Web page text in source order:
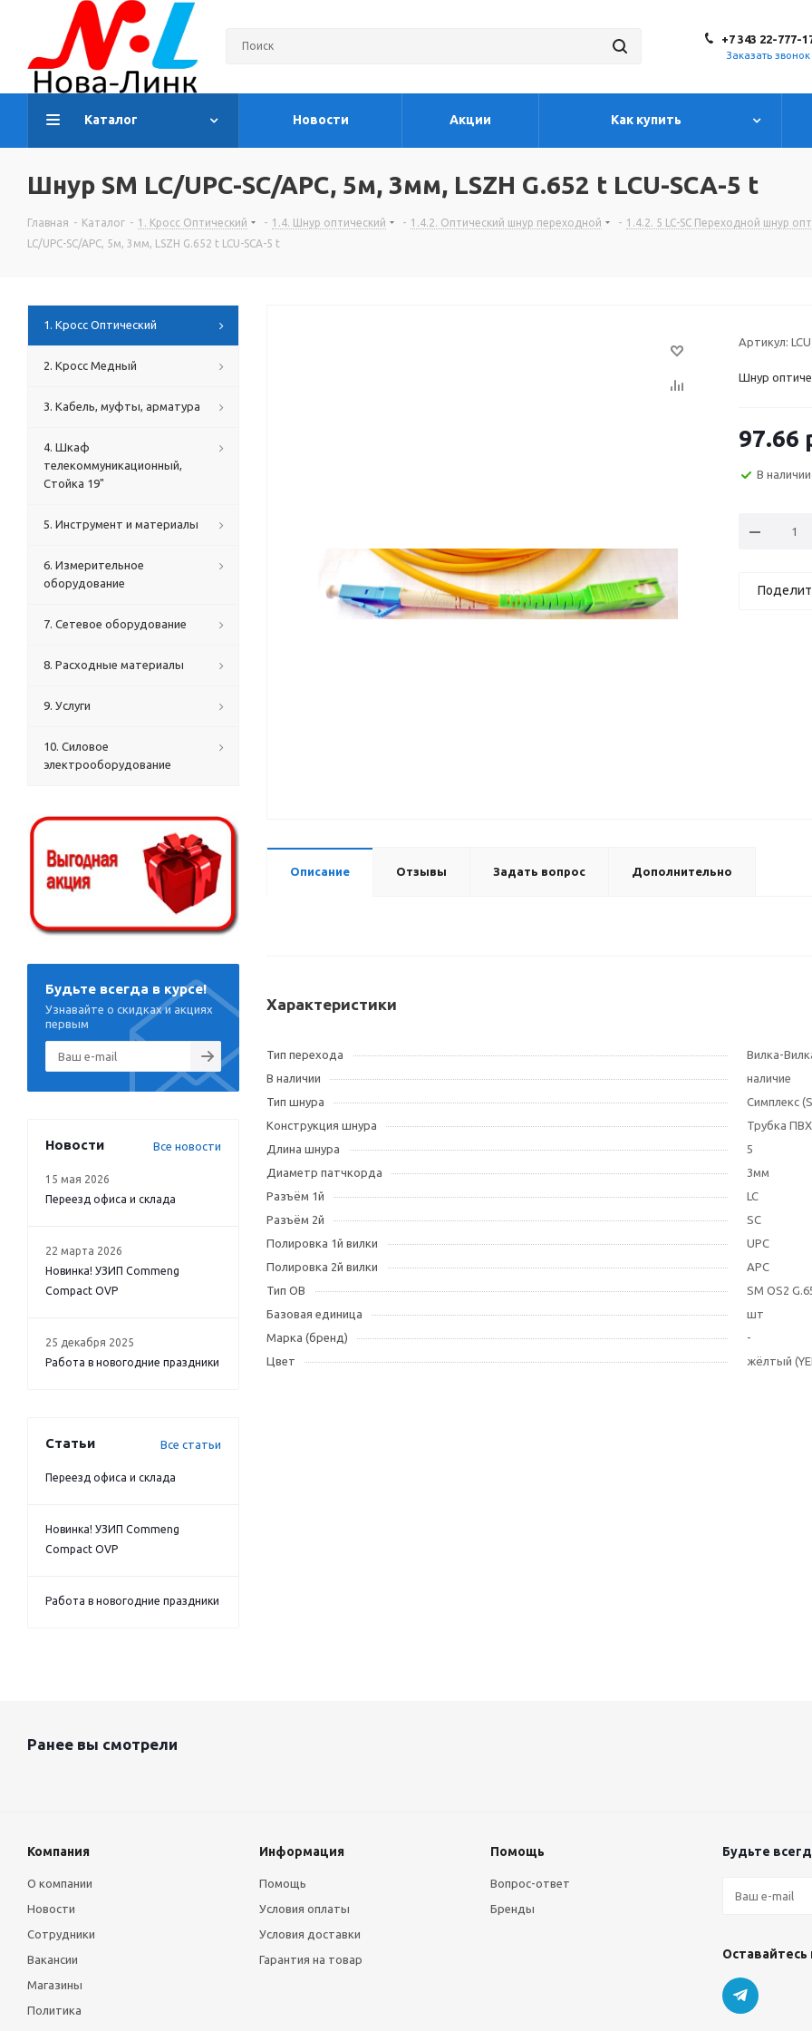
+7 343 22-777-
Заказать звонок
Каталог Новости Акции Как купить
Шнур SM LC/UPC-SC/APC, 5м, 3мм, LSZH G.652 t LCU-SCA-5 t
Главная - Каталог - 1. Кросс Оптический - 1.4. Шнур оптический - 1.4.2. Оптический шнур переходной - 1.4.2. 5 LC-SC Переходной шнур
LC/UPC-SC/APC, 5м, 3мм, LSZH G.652 t LCU-SCA-5 t
Артикул:
Шнур
97.66
В
Описание Отзывы Задать вопрос Дополнительно
Характеристики
Тип перехода
Вилка-
В наличии
наличие
Тип шнура
Симплекс
Конструкция шнура
Трубка
Длина шнура
5
Диаметр патчкорда
3мм
Разъём 1й
LC
Разъём 2й
SC
Полировка 1й вилки
UPC
Полировка 2й вилки
APC
Тип OB
SM OS2
Базовая единица
шт
Марка (бренд)
-
Цвет
жёлтый
1. Кросс Оптический
2. Кросс Медный
3. Кабель, муфты, арматура
4. Шкаф
телекоммуникационный,
Стойка 19"
5. Инструмент и материалы
6. Измерительное
оборудование
7. Сетевое оборудование
8. Расходные материалы
9. Услуги
10. Силовое
электрооборудование
Будьте всегда в курсе!
Узнавайте о скидках и акциях
первым
Новости Все новости
15 мая 2026
Переезд офиса и склада
22 марта 2026
Новинка! УЗИП Commeng
Compact OVP
25 декабря 2025
Работа в новогодние праздники
Статьи Все статьи
Переезд офиса и склада
Новинка! УЗИП Commeng
Compact OVP
Работа в новогодние праздники
Ранее вы смотрели
Компания
О компании
Новости
Сотрудники
Вакансии
Магазины
Политика
Информация
Помощь
Условия оплаты
Условия доставки
Гарантия на товар
Помощь
Вопрос-ответ
Бренды
Будьте
Оставайтесь